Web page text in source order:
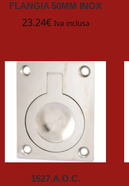
FLANGIA 50MM INOX
23.24€ Iva inclusa
1527.A.O.C.